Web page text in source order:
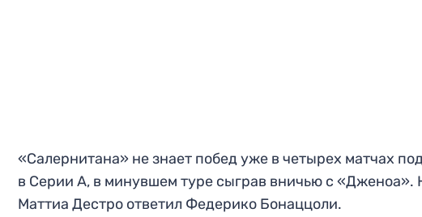
«Салернитана» не знает побед уже в четырех матчах
в Серии А, в минувшем туре сыграв вничью с «Дженоа».
Маттиа Дестро ответил Федерико Бонаццоли.